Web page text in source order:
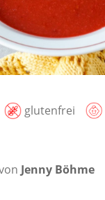
glutenfrei
Jenny Böhme